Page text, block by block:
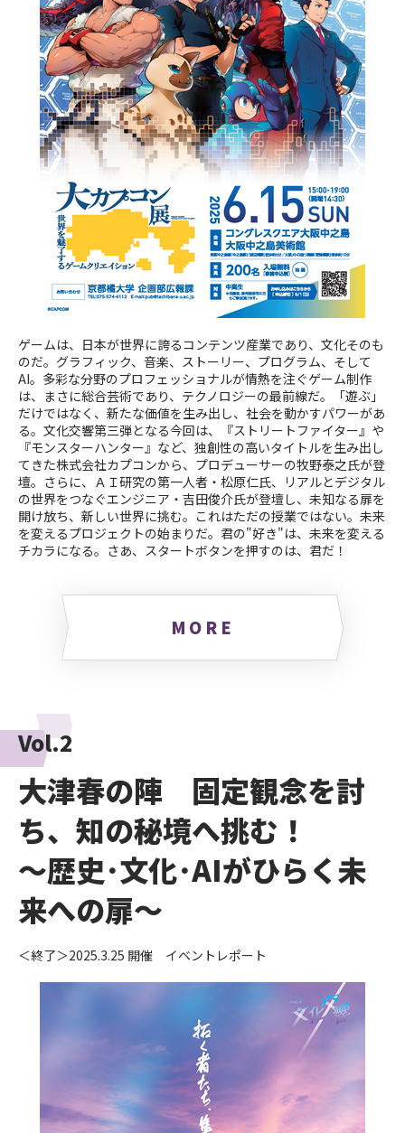
ゲームは、日本が世界に誇るコンテンツ産業であり、文化そのも
のだ。グラフィック、音楽、ストーリー、プログラム、そして
AI。多彩な分野のプロフェッショナルが情熱を注ぐゲーム制作
は、まさに総合芸術であり、テクノロジーの最前線だ。「遊ぶ」
だけではなく、新たな価値を生み出し、社会を動かすパワーがあ
る。文化交響第三弾となる今回は、『ストリートファイター』や
『モンスターハンター』など、独創性の高いタイトルを生み出し
てきた株式会社カプコンから、プロデューサーの牧野泰之氏が登
壇。さらに、ＡＩ研究の第一人者・松原仁氏、リアルとデジタル
の世界をつなぐエンジニア・吉田俊介氏が登壇し、未知なる扉を
開け放ち、新しい世界に挑む。これはただの授業ではない。未来
を変えるプロジェクトの始まりだ。君の"好き"は、未来を変える
チカラになる。さあ、スタートボタンを押すのは、君だ！
MORE
Vol.2
大津春の陣 固定観念を討
ち、知の秘境へ挑む！
～歴史･文化･AIがひらく未
来への扉～
＜終了＞2025.3.25 開催 イベントレポート